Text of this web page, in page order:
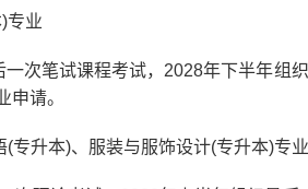
业
笔试课程考试，2028年下半年组
申请。
升本)、服装与服饰设计(专升本)专业